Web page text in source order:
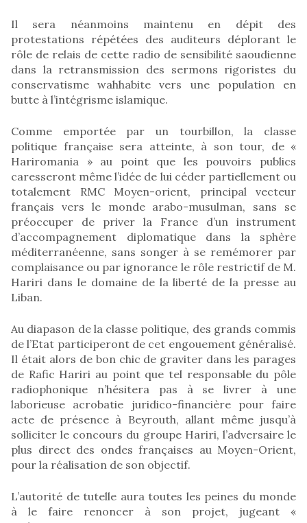
Il sera néanmoins maintenu en dépit des
protestations répétées des auditeurs déplorant le
rôle de relais de cette radio de sensibilité saoudienne
dans la retransmission des sermons rigoristes du
conservatisme wahhabite vers une population en
butte à l’intégrisme islamique.
Comme emportée par un tourbillon, la classe
politique française sera atteinte, à son tour, de «
Hariromania » au point que les pouvoirs publics
caresseront même l’idée de lui céder partiellement ou
totalement RMC Moyen-orient, principal vecteur
français vers le monde arabo-musulman, sans se
préoccuper de priver la France d’un instrument
d’accompagnement diplomatique dans la sphère
méditerranéenne, sans songer à se remémorer par
complaisance ou par ignorance le rôle restrictif de M.
Hariri dans le domaine de la liberté de la presse au
Liban.
Au diapason de la classe politique, des grands commis
de l’Etat participeront de cet engouement généralisé.
Il était alors de bon chic de graviter dans les parages
de Rafic Hariri au point que tel responsable du pôle
radiophonique n’hésitera pas à se livrer à une
laborieuse acrobatie juridico-financière pour faire
acte de présence à Beyrouth, allant même jusqu’à
solliciter le concours du groupe Hariri, l’adversaire le
plus direct des ondes françaises au Moyen-Orient,
pour la réalisation de son objectif.
L’autorité de tutelle aura toutes les peines du monde
à le faire renoncer à son projet, jugeant «